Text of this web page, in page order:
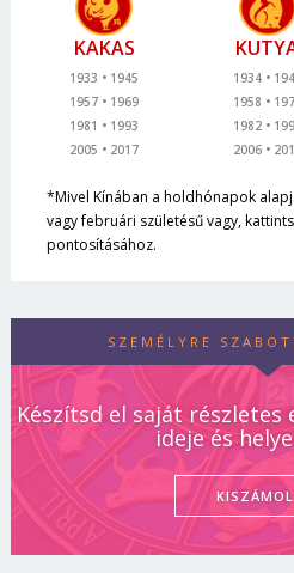
KAKAS
1933
1945
1957
1969
1981
1993
2005
2017
1934
1958
1982
2006
*Mivel Kínában a holdhónapok
vagy februári születésű vagy,
pontosításához.
SZEMÉLYRE
Készítsd el saját részletes
ideje és